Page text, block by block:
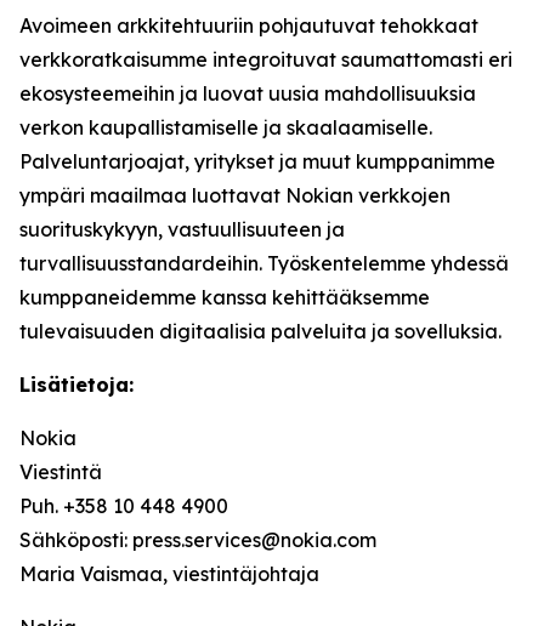
Avoimeen arkkitehtuuriin pohjautuvat tehokkaat
verkkoratkaisumme integroituvat saumattomasti eri
ekosysteemeihin ja luovat uusia mahdollisuuksia
verkon kaupallistamiselle ja skaalaamiselle.
Palveluntarjoajat, yritykset ja muut kumppanimme
ympäri maailmaa luottavat Nokian verkkojen
suorituskykyyn, vastuullisuuteen ja
turvallisuusstandardeihin. Työskentelemme yhdessä
kumppaneidemme kanssa kehittääksemme
tulevaisuuden digitaalisia palveluita ja sovelluksia.
Lisätietoja:
Nokia
Viestintä
Puh. +358 10 448 4900
Sähköposti: press.services@nokia.com
Maria Vaismaa, viestintäjohtaja